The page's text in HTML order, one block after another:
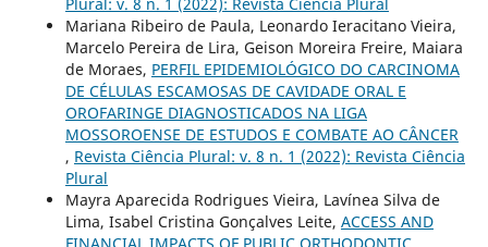
Mariana Ribeiro de Paula, Leonardo Ieracitano Vieira,
Marcelo Pereira de Lira, Geison Moreira Freire, Maiara
de Moraes, PERFIL EPIDEMIOLÓGICO DO CARCINOMA
DE CÉLULAS ESCAMOSAS DE CAVIDADE ORAL E
OROFARINGE DIAGNOSTICADOS NA LIGA
MOSSOROENSE DE ESTUDOS E COMBATE AO CÂNCER
, Revista Ciência Plural: v. 8 n. 1 (2022): Revista Ciência
Plural
Mayra Aparecida Rodrigues Vieira, Lavínea Silva de
Lima, Isabel Cristina Gonçalves Leite, ACCESS AND